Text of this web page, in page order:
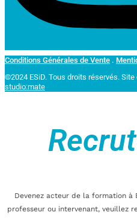
Conditions Générales de Vente .
©2024 ESiD. Tous droits réservés. Site
studio:mate
Devenez acteur de la formation à
professeur ou intervenant, veuillez